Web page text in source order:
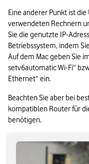
Eine anderer Punkt ist
verwendeten Rechnern
Sie die genutzte IP-
Betriebssystem, indem
Auf dem Mac geben Sie
setv6automatic Wi-Fi“
Ethernet“ ein.
Beachten Sie aber bei
kompatiblen Router für
benötigen.